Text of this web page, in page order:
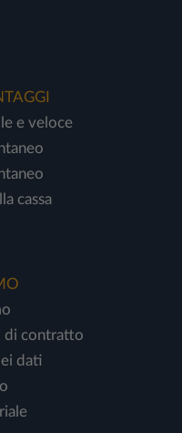
e veloce
cassa
di contratto
dati